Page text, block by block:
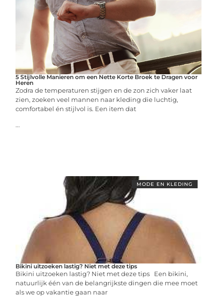
5 Stijlvolle Manieren om een Nette Korte Broek te Dragen voor
Heren
Zodra de temperaturen stijgen en de zon zich vaker laat
zien, zoeken veel mannen naar kleding die luchtig,
comfortabel én stijlvol is. Een item dat
...
MODE EN KLEDING
Bikini uitzoeken lastig? Niet met deze tips
Bikini uitzoeken lastig? Niet met deze tips Een bikini,
natuurlijk één van de belangrijkste dingen die mee moet
als we op vakantie gaan naar